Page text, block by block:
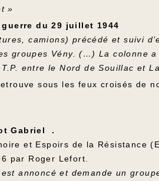
»
du 29 juillet 1944
camions) précédé et suivi
groupes Vény. (…) La colonne
entre le Nord de Souillac et
sous les feux croisés de
Gabriel .
et Espoirs de la Résistance
par Roger Lefort.
annoncé et demande un